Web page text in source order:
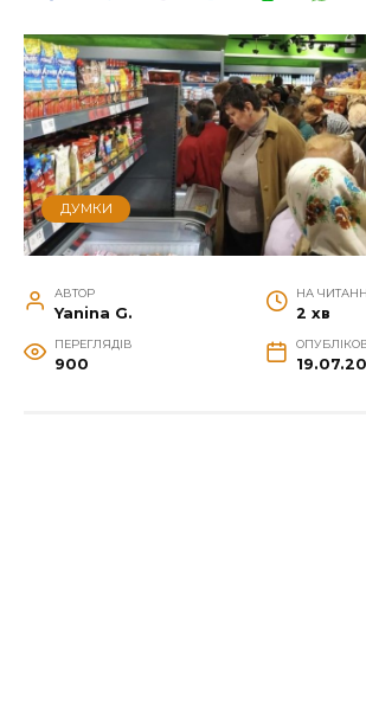
ДУМКИ
АВТОР
Yanina G.
НА
2 хв
ПЕРЕГЛЯДІВ
900